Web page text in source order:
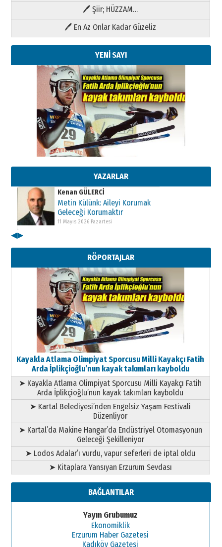
🖊 Şiir; HÜZZAM…
🖊 En Az Onlar Kadar Güzeliz
YENİ SAYI
YAZARLAR
Kenan GÜLERCİ
Metin Külünk: Aileyi Korumak
11 Mayıs 2026 Pazartesi
Kenan GÜLERCİ
Metin Külünk: Aileyi Korumak
Geleceği Korumaktır
11 Mayıs 2026 Pazartesi
Metin Külünk: Aileyi Korumak
Geleceği Korumaktır
11 Mayıs 2026 Pazartesi
◀▶
RÖPORTAJLAR
Kayakla Atlama Olimpiyat Sporcusu Milli Kayakçı Fatih
Arda İplikçioğlu’nun kayak takımları kayboldu
➤ Kayakla Atlama Olimpiyat Sporcusu Milli Kayakçı Fatih
Arda İplikçioğlu’nun kayak takımları kayboldu
➤ Kartal Belediyesi’nden Engelsiz Yaşam Festivali
Düzenliyor
➤ Kartal’da Makine Hangar’da Endüstriyel Otomasyonun
Geleceği Şekilleniyor
➤ Lodos Adalar’ı vurdu, vapur seferleri de iptal oldu
➤ Kitaplara Yansıyan Erzurum Sevdası
BAĞLANTILAR
Yayın Grubumuz
Ekonomiklik
Erzurum Haber Gazetesi
Kadıköy Gazetesi